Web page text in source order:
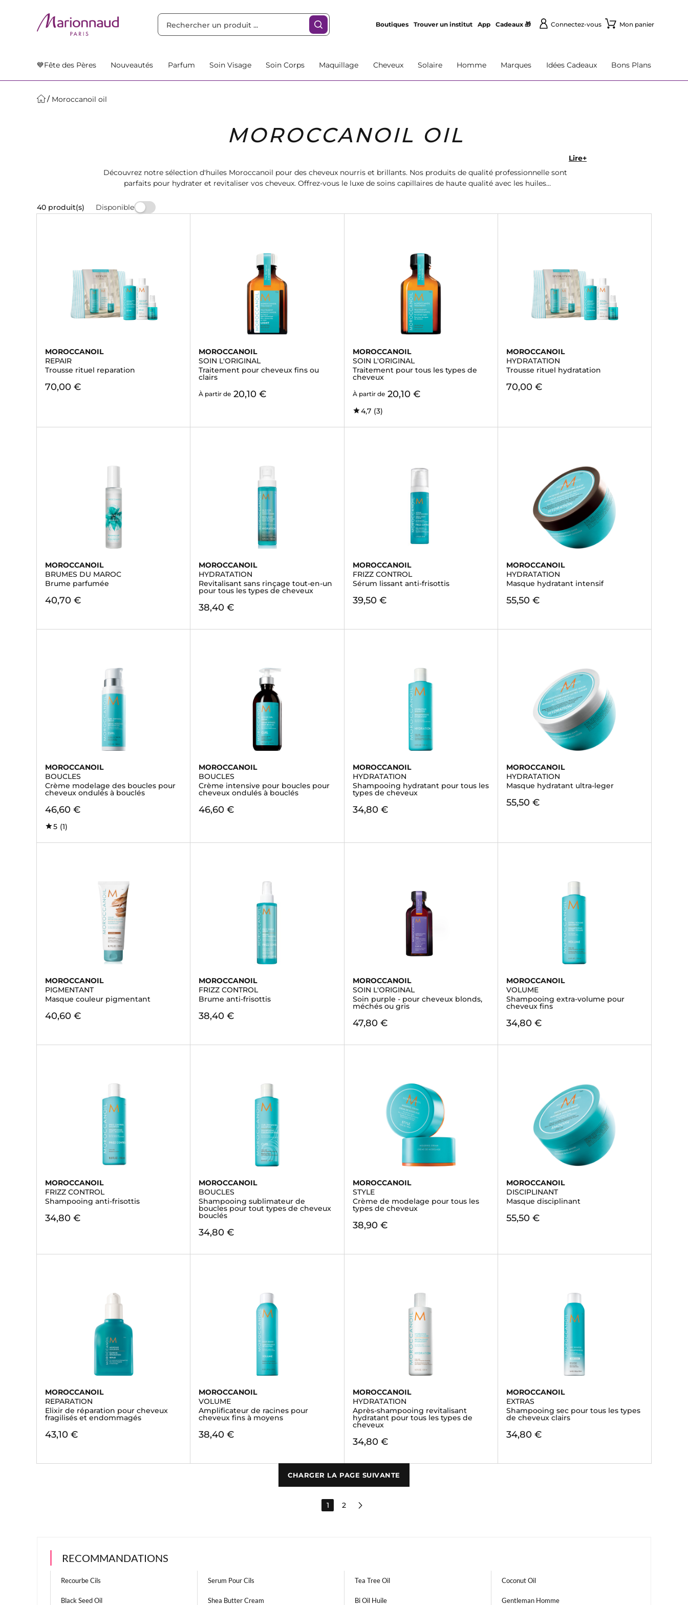
Boutiques Trouver un institut App Cadeaux 🎁 Connectez-vous Mon panier
💙Fête des Pères Nouveautés Parfum Soin Visage Soin Corps Maquillage Cheveux Solaire Homme Marques Idées Cadeaux Bons Plans
Moroccanoil oil
MOROCCANOIL OIL
Découvrez notre sélection d'huiles Moroccanoil pour des cheveux nourris et brillants. Nos produits de qualité professionnelle sont
parfaits pour hydrater et revitaliser vos cheveux. Offrez-vous le luxe de soins capillaires de haute qualité avec les huiles
Lire+
40 produit(s) Disponible
MOROCCANOIL
REPAIR
Trousse rituel reparation
70,00 €
MOROCCANOIL
SOIN L'ORIGINAL
Traitement pour cheveux fins ou
clairs
À partir de 20,10 €
MOROCCANOIL
SOIN L'ORIGINAL
Traitement pour tous les types de
cheveux
À partir de 20,10 €
4,7 (3)
MOROCCANOIL
HYDRATATION
Trousse rituel hydratation
70,00 €
MOROCCANOIL
BRUMES DU MAROC
Brume parfumée
40,70 €
MOROCCANOIL
HYDRATATION
Revitalisant sans rinçage tout-en-un
pour tous les types de cheveux
38,40 €
MOROCCANOIL
FRIZZ CONTROL
Sérum lissant anti-frisottis
39,50 €
MOROCCANOIL
HYDRATATION
Masque hydratant intensif
55,50 €
MOROCCANOIL
BOUCLES
Crème modelage des boucles pour
cheveux ondulés à bouclés
46,60 €
5 (1)
MOROCCANOIL
BOUCLES
Crème intensive pour boucles pour
cheveux ondulés à bouclés
46,60 €
MOROCCANOIL
HYDRATATION
Shampooing hydratant pour tous les
types de cheveux
34,80 €
MOROCCANOIL
HYDRATATION
Masque hydratant ultra-leger
55,50 €
MOROCCANOIL
PIGMENTANT
Masque couleur pigmentant
40,60 €
MOROCCANOIL
FRIZZ CONTROL
Brume anti-frisottis
38,40 €
MOROCCANOIL
SOIN L'ORIGINAL
Soin purple - pour cheveux blonds,
méchés ou gris
47,80 €
MOROCCANOIL
VOLUME
Shampooing extra-volume pour
cheveux fins
34,80 €
MOROCCANOIL
FRIZZ CONTROL
Shampooing anti-frisottis
34,80 €
MOROCCANOIL
BOUCLES
Shampooing sublimateur de
boucles pour tout types de cheveux
bouclés
34,80 €
MOROCCANOIL
STYLE
Crème de modelage pour tous les
types de cheveux
38,90 €
MOROCCANOIL
DISCIPLINANT
Masque disciplinant
55,50 €
MOROCCANOIL
REPARATION
Elixir de réparation pour cheveux
fragilisés et endommagés
43,10 €
MOROCCANOIL
VOLUME
Amplificateur de racines pour
cheveux fins à moyens
38,40 €
MOROCCANOIL
HYDRATATION
Après-shampooing revitalisant
hydratant pour tous les types de
cheveux
34,80 €
MOROCCANOIL
EXTRAS
Shampooing sec pour tous les types
de cheveux clairs
34,80 €
CHARGER LA PAGE SUIVANTE
1 2
RECOMMANDATIONS
Recourbe Cils Serum Pour Cils Tea Tree Oil Coconut Oil
Black Seed Oil Shea Butter Cream Bi Oil Huile Gentleman Homme